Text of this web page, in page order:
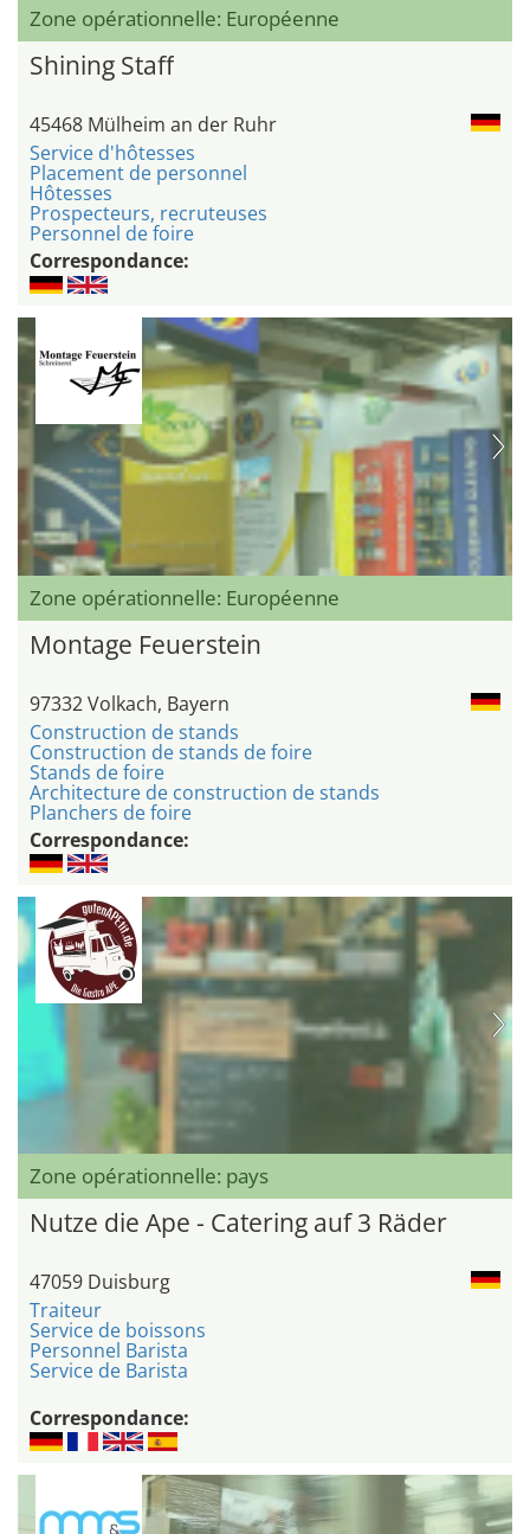
Zone opérationnelle: Européenne
Shining Staff
45468 Mülheim an der Ruhr
Service d'hôtesses
Placement de personnel
Hôtesses
Prospecteurs, recruteuses
Personnel de foire
Correspondance:
Zone opérationnelle: Européenne
Montage Feuerstein
97332 Volkach, Bayern
Construction de stands
Construction de stands de foire
Stands de foire
Architecture de construction de stands
Planchers de foire
Correspondance:
Zone opérationnelle: pays
Nutze die Ape - Catering auf 3 Räder
47059 Duisburg
Traiteur
Service de boissons
Personnel Barista
Service de Barista
Correspondance: